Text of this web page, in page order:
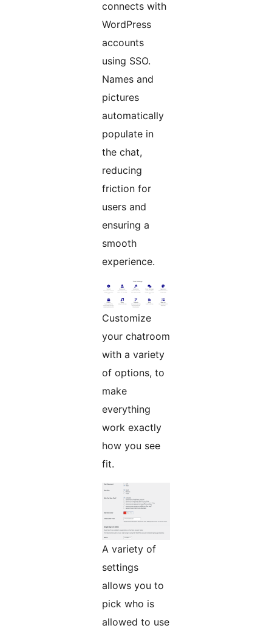
connects with
WordPress
accounts
using SSO.
Names and
pictures
automatically
populate in
the chat,
reducing
friction for
users and
ensuring a
smooth
experience.
Customize
your chatroom
with a variety
of options, to
make
everything
work exactly
how you see
fit.
A variety of
settings
allows you to
pick who is
allowed to use